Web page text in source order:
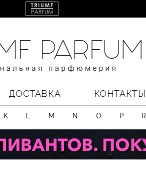
ДОСТАВКА КОНТАКТЫ
K M N O P R